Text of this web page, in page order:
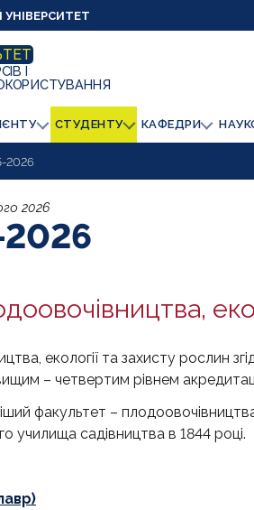
І
СТУДЕНТУ КАФЕДРИ
2026
2026
екології та захисту рослин
– четвертим рівнем
факультет –
училища садівництва в 1844 році.